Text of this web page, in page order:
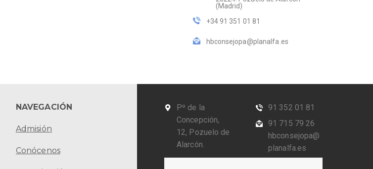
(Madrid)
+34 91 351 01 81
hbconsejopa@planalfa.es
NAVEGACIÓN
Admisión
Conócenos
Pº de la
Concepción,
12, Pozuelo de
Alarcón.
91 352 01 81
91 715 79 26
hbconsejopa@
planalfa.es